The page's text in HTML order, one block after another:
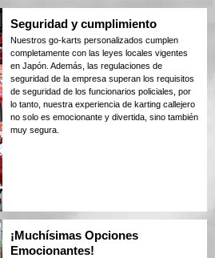
Seguridad y cumplimiento
Nuestros go-karts personalizados cumplen
completamente con las leyes locales vigentes
en Japón. Además, las regulaciones de
seguridad de la empresa superan los requisitos
de seguridad de los funcionarios policiales, por
lo tanto, nuestra experiencia de karting callejero
no solo es emocionante y divertida, sino también
muy segura.
¡Muchísimas Opciones
Emocionantes!